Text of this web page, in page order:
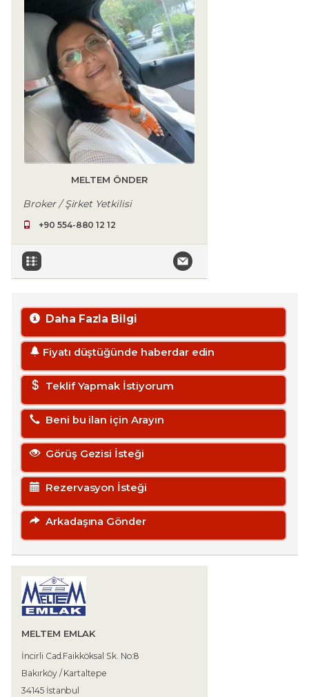
MELTEM ÖNDER
Broker / Şirket Yetkilisi
+90 554-880 12 12
Daha Fazla Bilgi
Fiyatı düştüğünde haberdar edin
Teklif Yapmak İstiyorum
Beni bu ilan için Arayın
Görüş Gezisi İsteği
Rezervasyon İsteği
Arkadaşına Gönder
MELTEM EMLAK
İncirli Cad.Faikköksal Sk. No:8
Bakırköy / Kartaltepe
34145 İstanbul